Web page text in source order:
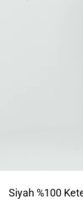
Siyah %100